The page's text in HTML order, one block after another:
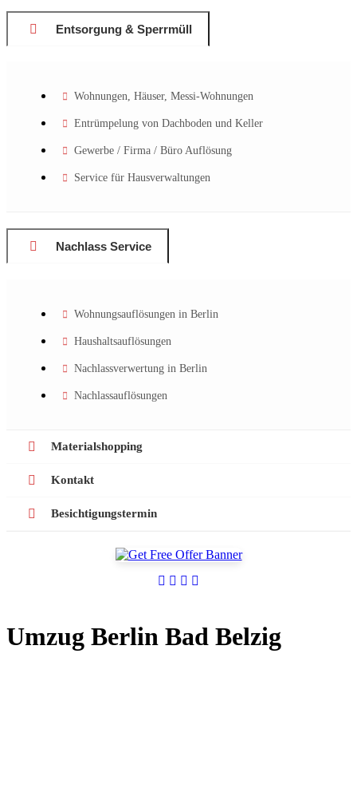
Entsorgung & Sperrmüll
Wohnungen, Häuser, Messi-Wohnungen
Entrümpelung von Dachboden und Keller
Gewerbe / Firma / Büro Auflösung
Service für Hausverwaltungen
Nachlass Service
Wohnungsauflösungen in Berlin
Haushaltsauflösungen
Nachlassverwertung in Berlin
Nachlassauflösungen
Materialshopping
Kontakt
Besichtigungstermin
Umzug Berlin Bad Belzig